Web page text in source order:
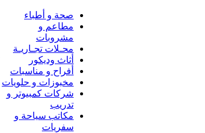
صحة و أطباء
مطاعم و
مشروبات
محـلات تجـاريـة
أثاث وديكور
أفراح و مناسبات
مخبوزات و حلويات
شركات كمبيوتر و
تدريب
مكاتب سياحة و
سفريات